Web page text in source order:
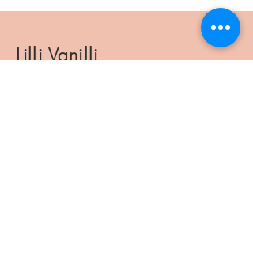
Lilli Vanilli